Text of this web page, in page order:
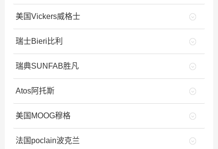
美国Vickers威格士
瑞士Bieri比利
瑞典SUNFAB胜凡
Atos阿托斯
美国MOOG穆格
法国poclain波克兰